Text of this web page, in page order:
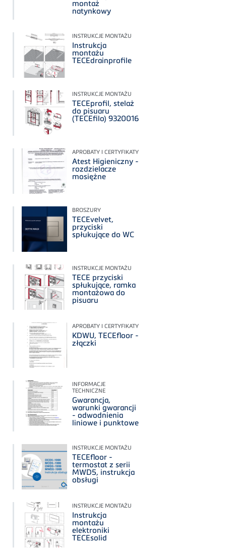
montaż
natynkowy
INSTRUKCJE MONTAŻU
Instrukcja
montażu
TECEdrainprofile
INSTRUKCJE MONTAŻU
TECEprofil, stelaż
do pisuaru
(TECEfilo) 9320016
APROBATY I CERTYFIKATY
Atest Higieniczny -
rozdzielacze
mosiężne
BROSZURY
TECEvelvet,
przyciski
spłukujące do WC
INSTRUKCJE MONTAŻU
TECE przyciski
spłukujące, ramka
montażowa do
pisuaru
APROBATY I CERTYFIKATY
KDWU, TECEfloor -
złączki
INFORMACJE
TECHNICZNE
Gwarancja,
warunki gwarancji
- odwodnienia
liniowe i punktowe
INSTRUKCJE MONTAŻU
TECEfloor -
termostat z serii
MWD5, instrukcja
obsługi
INSTRUKCJE MONTAŻU
Instrukcja
montażu
elektroniki
TECEsolid